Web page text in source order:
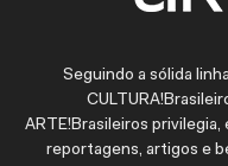
Seguindo a sólida
ARTE!Brasileiros privilegia,
reportagens, artigos e